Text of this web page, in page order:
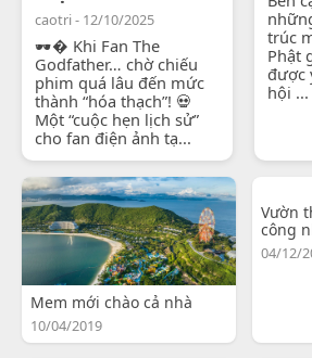
caotri - 12/10/2025
🕶� Khi Fan The
Godfather… chờ chiếu
phim quá lâu đến mức
thành “hóa thạch”! 💀
Một “cuộc hẹn lịch sử”
cho fan điện ảnh tạ...
trúc
Phật
được
hội ...
Mem mới chào cả nhà
10/04/2019
Vườn
công
04/12/